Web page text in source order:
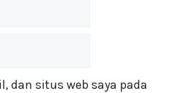
dan situs web saya pada